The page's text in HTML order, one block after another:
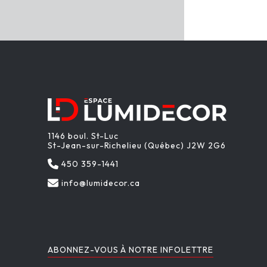
1146 boul. St-Luc
St-Jean-sur-Richelieu (Québec) J2W 2G6
450 359-1441
info@lumidecor.ca
ABONNEZ-VOUS À NOTRE INFOLETTRE